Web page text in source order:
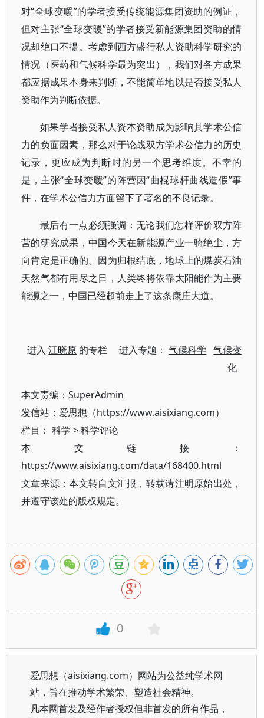
对“全球变暖”的学者接受传统能源集团资助的例证，
但对主张“全球变暖”的学者接受新能源集团资助的情
况却绝口不提。考虑到西方盛行私人资助科学研究的
情况（医药和气候科学最为突出），我们对各方成果
都应据成果本身来判断，不能简单地以是否接受私人
资助作为判断依据。
如果学者接受私人资本资助成为影响其学术公信
力的负面因素，那么对于论战双方学术公信力的历史
记录，更应成为判断时的另一个思考维度。不幸的
是，主张“全球变暖”的阵营因“曲棍球杆曲线造假”事
件，在学术公信力方面留下了著名的不良记录。
最后有一点必须强调：无论我们怎样评价双方阵
营的研究成果，中国今天在新能源产业一骑绝尘，方
向肯定是正确的。因为归根结底，地球上的煤炭石油
天然气都有用尽之日，人类终将依靠太阳能作为主要
能源之一，中国已经超前走上了这条康庄大道。
进入江晓原 的专栏 进入专题：气候科学
气候变
化
本文责编： SuperAdmin
发信站：爱思想（https://www.aisixiang.com）
栏目： 科学 >科学评论
本文链接：
https://www.aisixiang.com/data/168400.html
文章来源：本文转自文汇报，转载请注明原始出处，
并遵守该处的版权规定。
0
爱思想（aisixiang.com）网站为公益纯学术网
站，旨在推动学术繁荣、塑造社会精神。
凡本网首发及经作者授权但非首发的所有作品，